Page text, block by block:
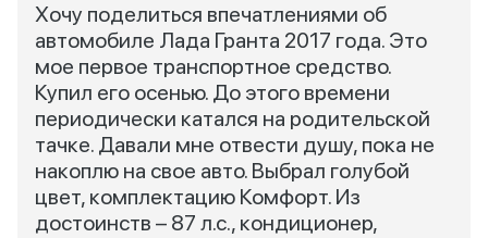
Хочу поделиться впечатлениями об
автомобиле Лада Гранта 2017 года. Это
мое первое транспортное средство.
Купил его осенью. До этого времени
периодически катался на родительской
тачке. Давали мне отвести душу, пока не
накоплю на свое авто. Выбрал голубой
цвет, комплектацию Комфорт. Из
достоинств – 87 л.с., кондиционер,